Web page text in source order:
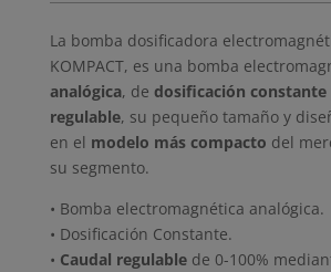
La bomba dosificadora
KOMPACT, es una bomba
analógica, de dosificación constante
regulable, su pequeño tamaño y
en el modelo más compacto del
su segmento.
• Bomba electromagnética analógica.
• Dosificación Constante.
• Caudal regulablede 0-100%